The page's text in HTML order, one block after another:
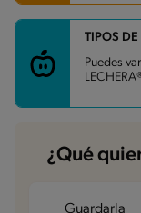
Energía
Grasas
Azúcares
TIPOS DE
Puedes
¿Qué
Guardarla